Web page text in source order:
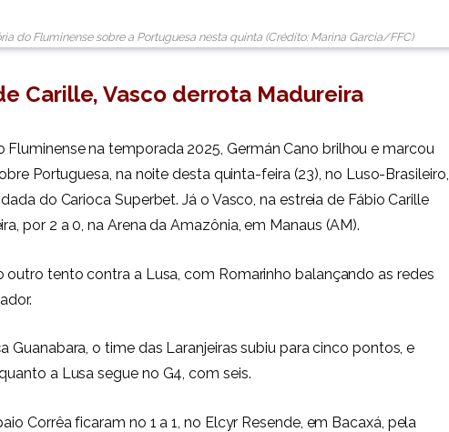
do Fluminense sobre a Portuguesa nesta quinta (Crédito: Marina Garcia/FFC)
Carille, Vasco derrota Madureira
Fluminense na temporada 2025, Germán Cano brilhou e marcou
Portuguesa, na noite desta quinta-feira (23), no Luso-Brasileiro,
do Carioca Superbet. Já o Vasco, na estreia de Fábio Carille
por 2 a 0, na Arena da Amazônia, em Manaus (AM).
outro tento contra a Lusa, com Romarinho balançando as redes
Guanabara, o time das Laranjeiras subiu para cinco pontos, e
a Lusa segue no G4, com seis.
Corrêa ficaram no 1 a 1, no Elcyr Resende, em Bacaxá, pela